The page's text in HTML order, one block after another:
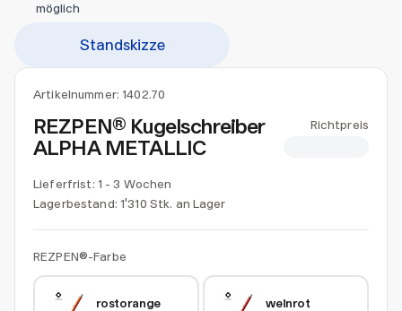
Artikelnummer: 1402.70
REZPEN® Kugelschreiber
ALPHA METALLIC
Richtpreis
Lieferfrist: 1 - 3 Wochen
Lagerbestand: 1'310 Stk. an Lager
REZPEN®-Farbe
rostorange
weinrot
möglich
Standskizze